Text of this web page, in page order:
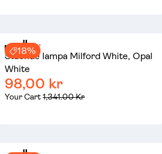
18%
Stående lampa Milford White, Opal
White
98,00 kr
Your Cart1,341.00 Kr